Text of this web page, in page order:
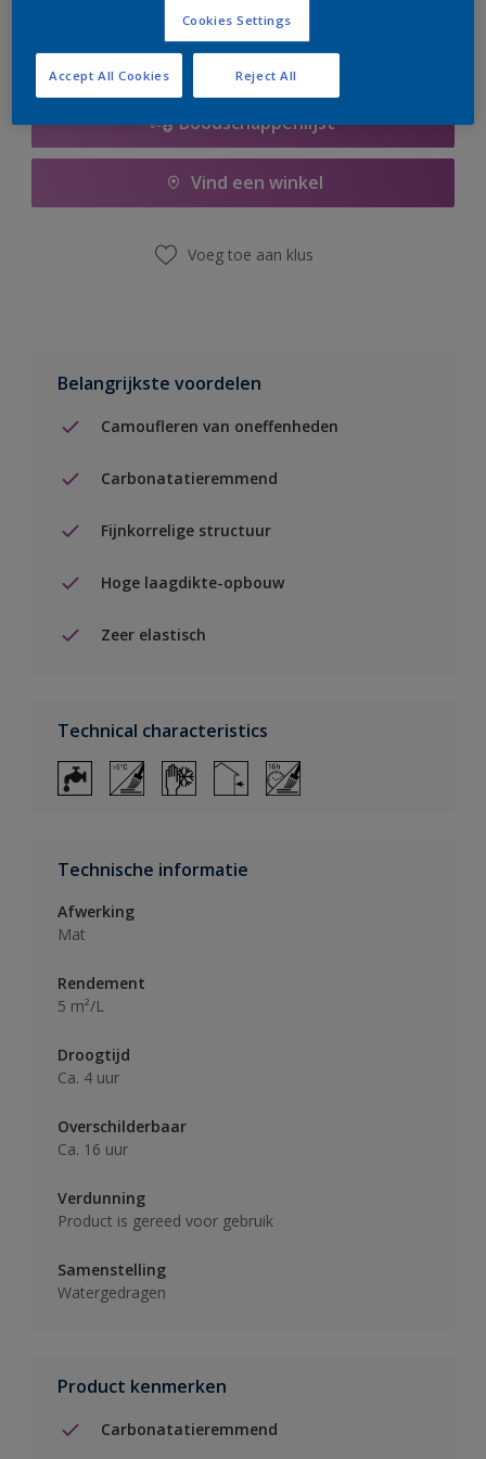
Boodschappenlijst
Vind een winkel
Voeg toe aan klus
Belangrijkste voordelen
Camoufleren van oneffenheden
Carbonatatieremmend
Fijnkorrelige structuur
Hoge laagdikte-opbouw
Zeer elastisch
Technical characteristics
Technische informatie
Afwerking
Mat
Rendement
5 m²/L
Droogtijd
Ca. 4 uur
Overschilderbaar
Ca. 16 uur
Verdunning
Product is gereed voor gebruik
Samenstelling
Watergedragen
Product kenmerken
Carbonatatieremmend
Cookies Settings
Reject All
Accept All Cookies